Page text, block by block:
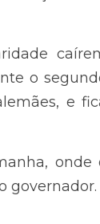
popular da
Democrata
apoio da AfD é